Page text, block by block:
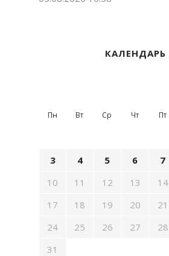
КАЛЕНДАРЬ
Пн Вт Ср Чт Пт
3
4 5 6 7
10
11 12 13 14
17
18 19 20 21
24
25 26 27 28
31